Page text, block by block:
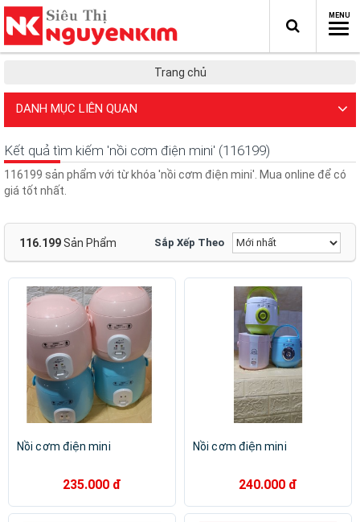
Trang chủ
DANH MỤC LIÊN QUAN
Kết quả tìm kiếm 'nồi cơm điện mini' (116199)
116199 sản phẩm với từ khóa 'nồi cơm điện mini'. Mua online để có
giá tốt nhất.
116.199Sản Phẩm Sắp Xếp Theo
Nồi cơm điện mini
235.000 đ
Nồi cơm điện mini
240.000 đ